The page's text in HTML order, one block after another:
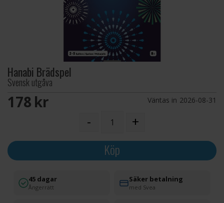
Hanabi Brädspel
Svensk utgåva
178 SEK Väntas in 2026-08-31
- +
Köp
45 dagar
Ångerrätt
Säker betalning
med Svea